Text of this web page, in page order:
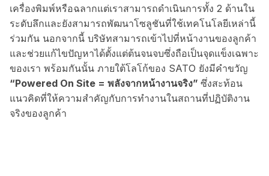
เครื่องพิมพ์หรือฉลากแต่เราสามารถดำเนินการทั้ง 2 ด้านใน
ระดับลึกและยังสามารถพัฒนาโซลูชันที่ใช้เทคโนโลยีเหล่านี้
ร่วมกัน นอกจากนี้ บริษัทสามารถเข้าไปที่หน้างานของลูกค้า
และช่วยแก้ไขปัญหาได้ตั้งแต่ต้นจนจบซึ่งถือเป็นจุดแข็งเฉพาะ
ของเรา พร้อมกันนั้น ภายใต้โลโก้ของ SATO ยังมีคำขวัญ
“Powered On Site = พลังจากหน้างานจริง” ซึ่งสะท้อน
แนวคิดที่ให้ความสำคัญกับการทำงานในสถานที่ปฏิบัติงาน
จริงของลูกค้า